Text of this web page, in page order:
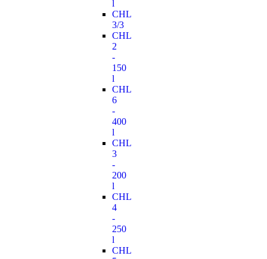
l
CHL
3/3
CHL
2
-
150
l
CHL
6
-
400
l
CHL
3
-
200
l
CHL
4
-
250
l
CHL